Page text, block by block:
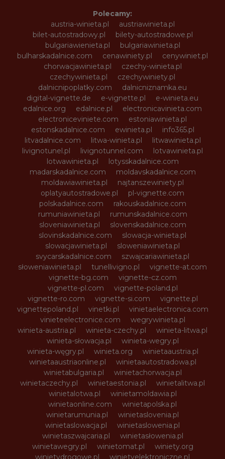
Polecamy:
austria-winieta.pl
austriawinieta.pl
bilet-autostradowy.pl
bilety-autostradowe.pl
bulgariawienieta.pl
bulgariawinieta.pl
bulharskadalnice.com
cenawiniety.pl
cenywiniet.pl
chorwacjawinieta.pl
czechy-winieta.pl
czechywinieta.pl
czechywiniety.pl
dalnicnipoplatky.com
dalnicniznamka.eu
digital-vignette.de
e-vignette.pl
e-winieta.eu
edalnice.org
edalnice.pl
electronicavinieta.com
electroniceviniete.com
estoniawinieta.pl
estonskadalnice.com
ewinieta.pl
info365.pl
litvadalnice.com
litwa-winieta.pl
litwawinieta.pl
livignotunel.pl
livignotunnel.com
lotvawinieta.pl
lotwawinieta.pl
lotysskadalnice.com
madarskadalnice.com
moldavskadalnice.com
moldawiawinieta.pl
najtanszewiniety.pl
oplatyautostradowe.pl
pl-vignette.com
polskadalnice.com
rakouskadalnice.com
rumuniawinieta.pl
rumunskadalnice.com
sloveniawinieta.pl
slovenskadalnice.com
slovinskadalnice.com
slowacja-winieta.pl
slowacjawinieta.pl
sloweniawinieta.pl
svycarskadalnice.com
szwajcariawinieta.pl
słoweniawinieta.pl
tunellivigno.pl
vignette-at.com
vignette-bg.com
vignette-cz.com
vignette-pl.com
vignette-poland.pl
vignette-ro.com
vignette-si.com
vignette.pl
vignettepoland.pl
vinetki.pl
vinietaelectronica.com
vinieteelectronice.com
wegrywinieta.pl
winieta-austria.pl
winieta-czechy.pl
winieta-litwa.pl
winieta-słowacja.pl
winieta-wegry.pl
winieta-węgry.pl
winieta.org
winietaaustria.pl
winietaaustriaonline.pl
winietaautostradowa.pl
winietabulgaria.pl
winietachorwacja.pl
winietaczechy.pl
winietaestonia.pl
winietalitwa.pl
winietalotwa.pl
winietamoldawia.pl
winietaonline.com
winietapolska.pl
winietarumunia.pl
winietaslovenia.pl
winietaslowacja.pl
winietaslowenia.pl
winietaszwajcaria.pl
winietasłowenia.pl
winietawegry.pl
winietomat.pl
winiety.org
winietydrogowe.pl
winietyelektroniczne.pl